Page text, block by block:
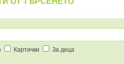
Картички За деца